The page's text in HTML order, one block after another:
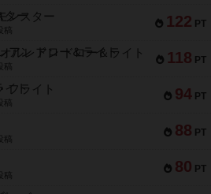
122 PT
ンスター
稿
118 PT
ルレアン ドロー＆ライト
稿
94 PT
フライト
稿
88 PT
稿
80 PT
稿